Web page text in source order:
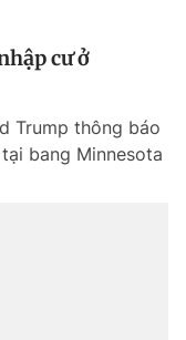
cư ở
Trump thông báo
bang Minnesota